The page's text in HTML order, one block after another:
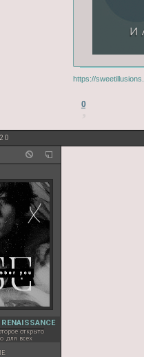
https://
0
открыто
для всех